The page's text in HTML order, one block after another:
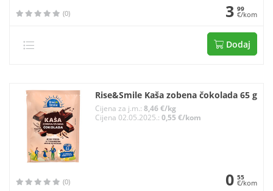
(0) 3 99
€/kom
Dodaj
Rise&Smile Kaša zobena čokolada 65 g
Cijena za j.m.: 8,46 €/kg
Cijena 02.05.2025.: 0,55 €/kom
(0) 0 55
€/kom